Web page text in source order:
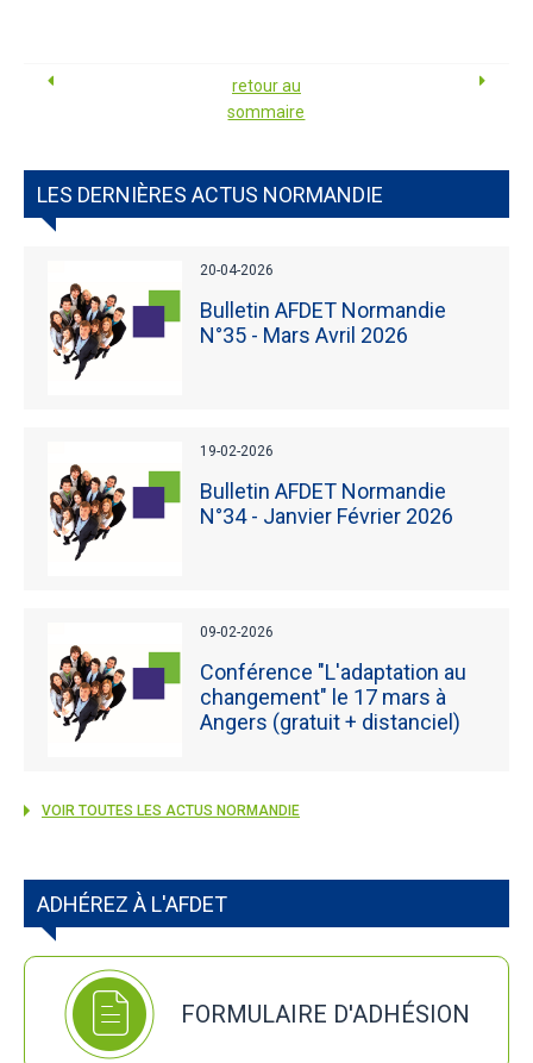
retour au
sommaire
LES DERNIÈRES ACTUS NORMANDIE
20-04-2026
Bulletin AFDET Normandie
N°35 - Mars Avril 2026
19-02-2026
Bulletin AFDET Normandie
N°34 - Janvier Février 2026
09-02-2026
Conférence "L'adaptation au
changement" le 17 mars à
Angers (gratuit + distanciel)
VOIR TOUTES LES ACTUS NORMANDIE
ADHÉREZ À L'AFDET
FORMULAIRE D'ADHÉSION